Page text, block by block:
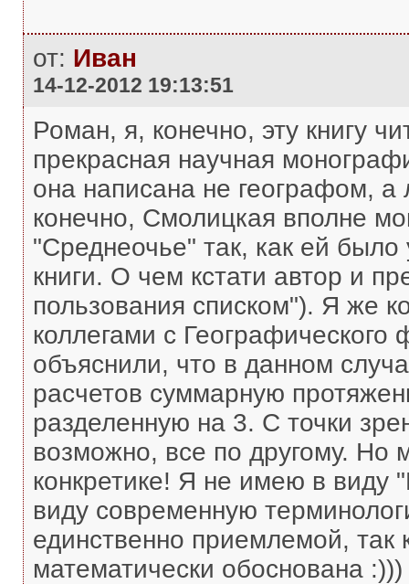
от: Иван
14-12-2012 19:13:51
Роман, я, конечно, эту книгу
прекрасная научная
она написана не географом,
конечно, Смолицкая вполне
"Среднеочье" так, как ей было
книги. О чем кстати автор и
пользования списком"). Я же
коллегами с
объяснили, что в данном
расчетов суммарную
разделенную на 3. С точки
возможно, все по другому. Но
конкретике! Я не имею в виду
виду современную
единственно приемлемой, так
математически обоснована :)))